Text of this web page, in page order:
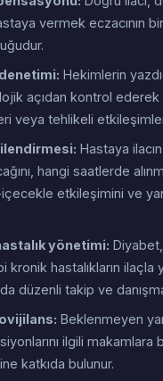
vermek eczacının
Hekimlerin
açıdan kontrol ederek
veya tehlikeli
Hastaya ilacın
hangi saatlerde
etkileşimini ve
yönetimi:
kronik hastalıkların ilaçla
düzenli takip ve
Beklenmeyen
ilgili makamlara
katkıda bulunur.